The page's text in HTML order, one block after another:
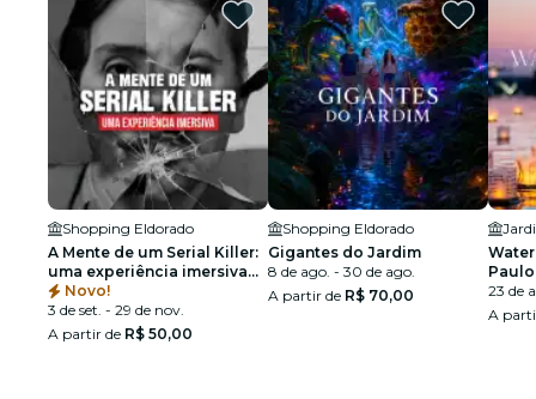
Shopping Eldorado
A Mente de um Serial Killer:
uma experiência imersiva
em São Paulo
Novo!
3 de set. - 29 de nov.
A partir de R$ 50,00
Shopping Eldorado
Gigantes do Jardim
8 de ago. - 30 de ago.
A partir de R$ 70,00
23 de
A